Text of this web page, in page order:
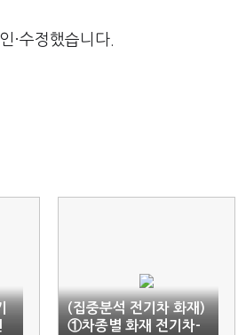
·수정했습니다.
(집중분석 전기차 화재)
①차종별 화재 전기차-